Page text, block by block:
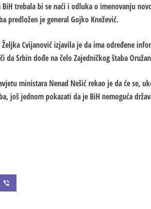
trebala bi se naći i odluka o imenovanju
predložen je general Gojko Knežević.
Cvijanović izjavila je da ima određene
da Srbin dođe na čelo Zajedničkog štaba
ministara Nenad Nešić rekao je da će se,
još jednom pokazati da je BiH nemoguća